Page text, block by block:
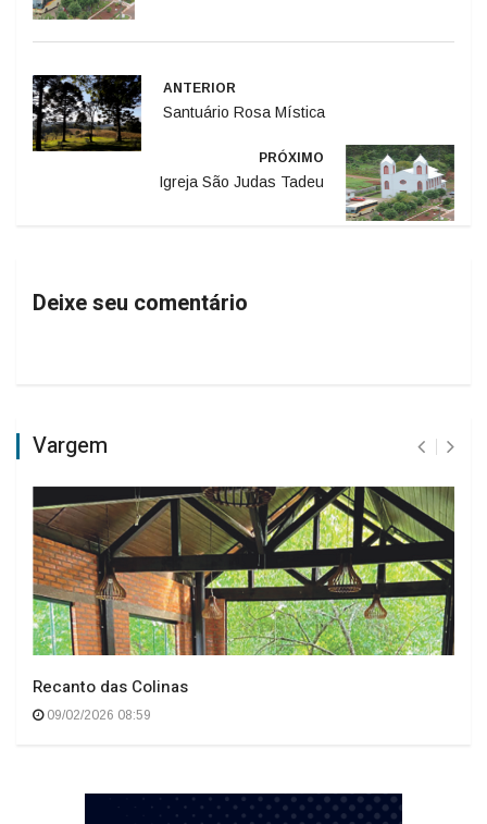
ANTERIOR
Santuário Rosa Mística
PRÓXIMO
Igreja São Judas Tadeu
Deixe seu comentário
Vargem
Recanto das Colinas
09/02/2026 08:59